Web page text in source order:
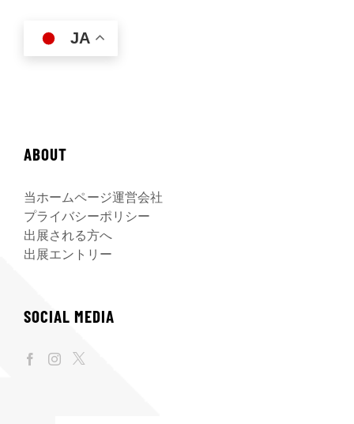
JA
ABOUT
当ホームページ運営会社
プライバシーポリシー
出展される方へ
出展エントリー
SOCIAL MEDIA